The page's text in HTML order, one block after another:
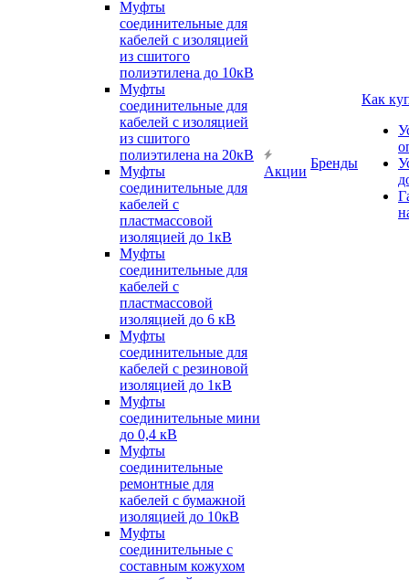
Муфты
соединительные для
кабелей с изоляцией
из сшитого
полиэтилена до 10кВ
Муфты
соединительные для
кабелей с изоляцией
из сшитого
полиэтилена на 20кВ
Муфты
соединительные для
кабелей с
пластмассовой
изоляцией до 1кВ
Муфты
соединительные для
кабелей с
пластмассовой
изоляцией до 6 кВ
Муфты
соединительные для
кабелей с резиновой
изоляцией до 1кВ
Муфты
соединительные мини
до 0,4 кВ
Муфты
соединительные
ремонтные для
кабелей с бумажной
изоляцией до 10кВ
Муфты
соединительные с
составным кожухом
Акции
Бренды
Как